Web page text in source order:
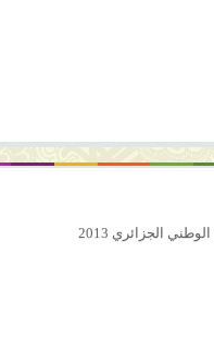
الجزائري 2013